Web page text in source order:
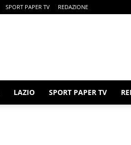
SPORT PAPER TV REDAZIONE
LAZIO SPORT PAPER TV